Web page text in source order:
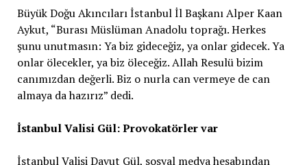
Büyük Doğu Akıncıları İstanbul İl Başkanı Alper Kaan
Aykut, “Burası Müslüman Anadolu toprağı. Herkes
şunu unutmasın: Ya biz gideceğiz, ya onlar gidecek. Ya
onlar ölecekler, ya biz öleceğiz. Allah Resulü bizim
canımızdan değerli. Biz o nurla can vermeye de can
almaya da hazırız” dedi.
İstanbul Valisi Gül: Provokatörler var
İstanbul Valisi Davut Gül, sosyal medya hesabından